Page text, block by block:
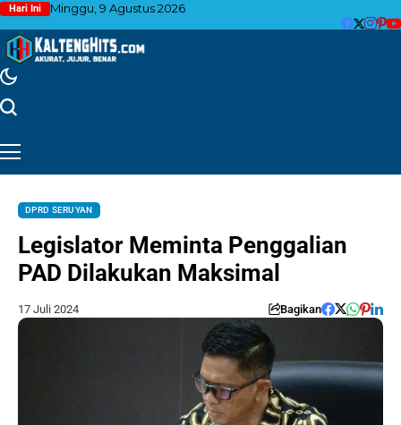
Hari Ini Minggu, 9 Agustus 2026
DPRD SERUYAN
Legislator Meminta Penggalian
PAD Dilakukan Maksimal
17 Juli 2024 Bagikan